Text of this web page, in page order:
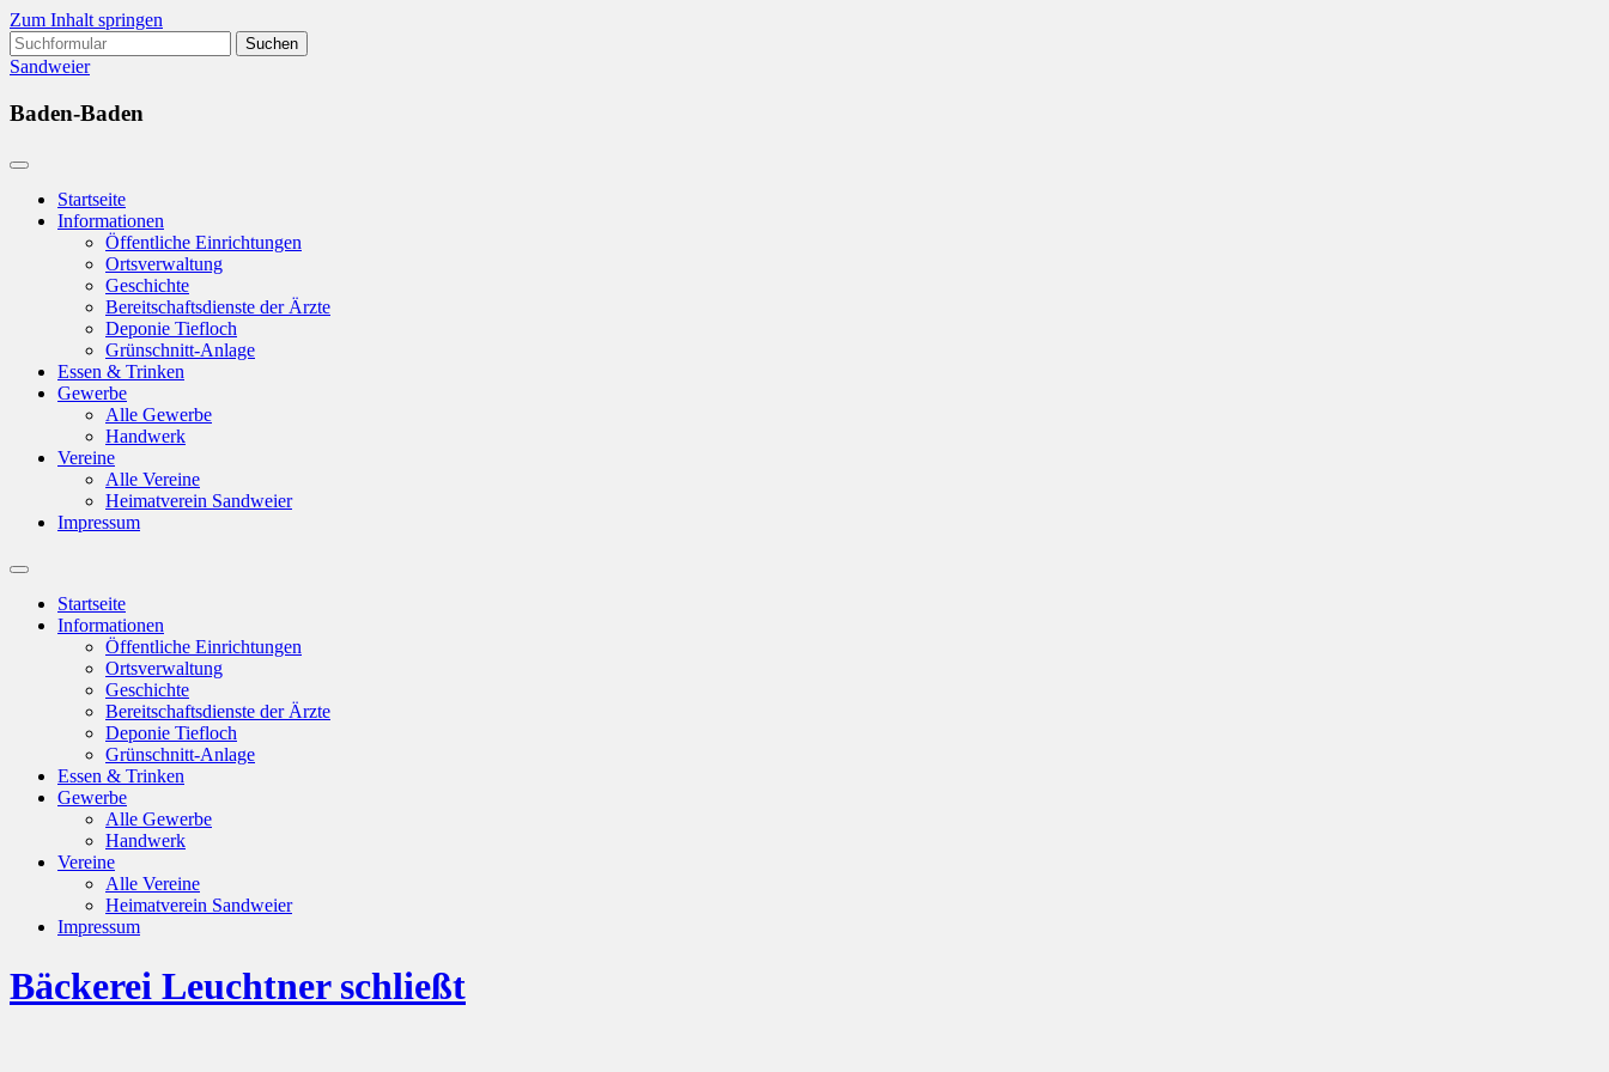
Zum Inhalt springen
Suchen
nach:
Sandweier
Baden-Baden
Startseite
Informationen
Öffentliche Einrichtungen
Ortsverwaltung
Geschichte
Bereitschaftsdienste der Ärzte
Deponie Tiefloch
Grünschnitt-Anlage
Essen & Trinken
Gewerbe
Alle Gewerbe
Handwerk
Vereine
Alle Vereine
Heimatverein Sandweier
Impressum
Suchfeld
ein-/ausblenden
Startseite
Informationen
Öffentliche Einrichtungen
Ortsverwaltung
Geschichte
Bereitschaftsdienste der Ärzte
Deponie Tiefloch
Grünschnitt-Anlage
Essen & Trinken
Gewerbe
Alle Gewerbe
Handwerk
Vereine
Alle Vereine
Heimatverein Sandweier
Impressum
Bäckerei Leuchtner schließt